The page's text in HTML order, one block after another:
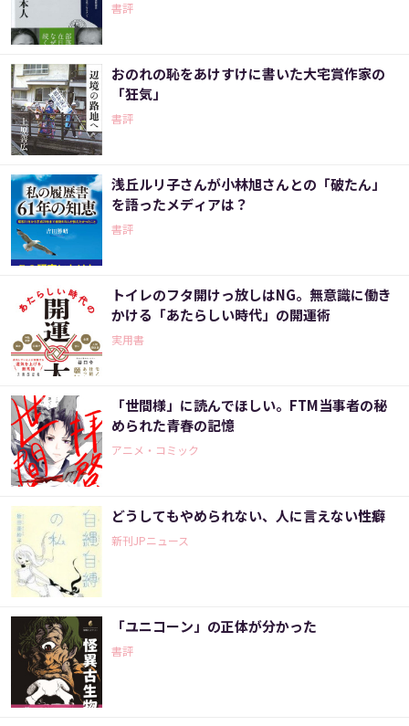
書評
おのれの恥をあけすけに書いた大宅賞作家の
「狂気」
書評
浅丘ルリ子さんが小林旭さんとの「破たん」
を語ったメディアは？
書評
トイレのフタ開けっ放しはNG。無意識に働き
かける「あたらしい時代」の開運術
実用書
「世間様」に読んでほしい。FTM当事者の秘
められた青春の記憶
アニメ・コミック
どうしてもやめられない、人に言えない性癖
新刊JPニュース
「ユニコーン」の正体が分かった
書評